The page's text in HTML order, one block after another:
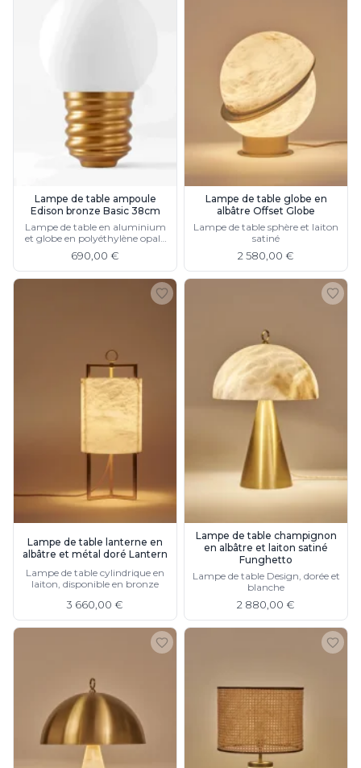
Lampe de table ampoule
Edison bronze Basic 38cm
Lampe de table en aluminium
et globe en polyéthylène opale
690,00 €
Lampe de table globe en
albâtre Offset Globe
Lampe de table sphère et laiton
satiné
2 580,00 €
Lampe de table lanterne en
albâtre et métal doré Lantern
Lampe de table cylindrique en
laiton, disponible en bronze
3 660,00 €
Lampe de table champignon
en albâtre et laiton satiné
Funghetto
Lampe de table Design, dorée et
blanche
2 880,00 €